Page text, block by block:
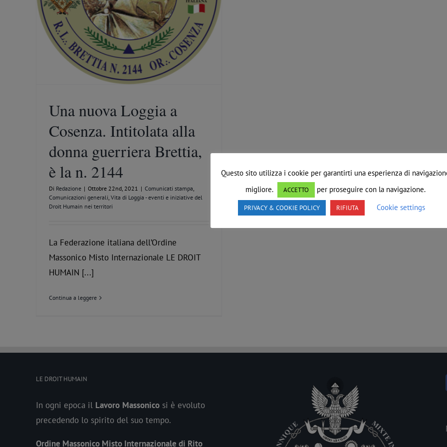
Una nuova Loggia a
Cosenza. Intitolata alla
donna guerriera Brettia,
è la n. 2144
Di Redazione | Ottobre 22nd, 2021 | Comunicati stampa,
Comunicazioni generali, Vita di Loggia - eventi e iniziative del
Droit Humain nei territori
La Federazione italiana dell’Ordine
Massonico Misto Internazionale LE DROIT
HUMAIN [...]
Continua a leggere
LE DROIT HUMAIN
In ogni epoca il Lavoro Massonico si è evoluto
precedendo lo spirito del suo tempo.
Ordine Massonico Misto Internazionale di Rito
Questo sito utilizza i cookie per garantirti una esperienza di
migliore.
ACCETTO per proseguire con la navigazione.
PRIVACY & COOKIE POLICY RIFIUTA Cookie settings